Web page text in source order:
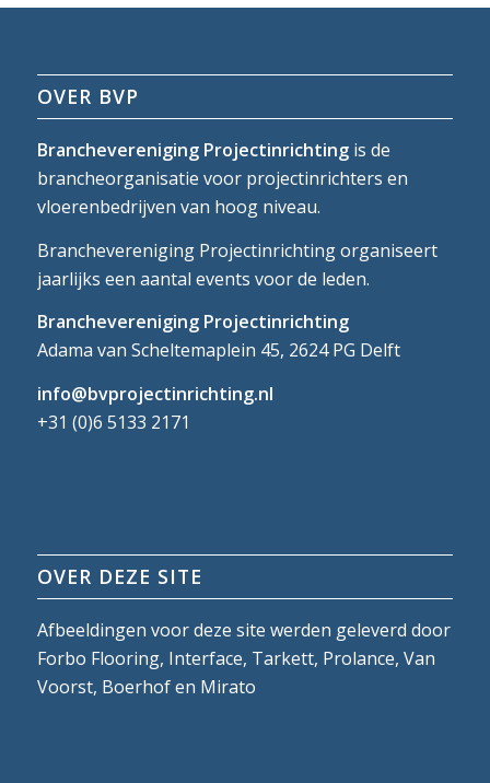
OVER BVP
Branchevereniging Projectinrichtingis de
brancheorganisatie voor projectinrichters en
vloerenbedrijven van hoog niveau.
Branchevereniging Projectinrichting organiseert
jaarlijks een aantal events voor de leden.
Branchevereniging Projectinrichting
Adama van Scheltemaplein 45, 2624 PG Delft
info@bvprojectinrichting.nl
+31 (0)6 5133 2171
OVER DEZE SITE
Afbeeldingen voor deze site werden geleverd door
Forbo Flooring, Interface, Tarkett, Prolance, Van
Voorst, Boerhof en Mirato